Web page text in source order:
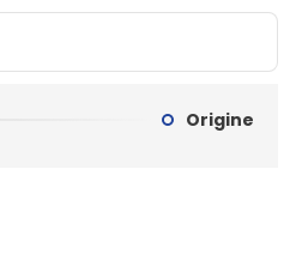
Origine